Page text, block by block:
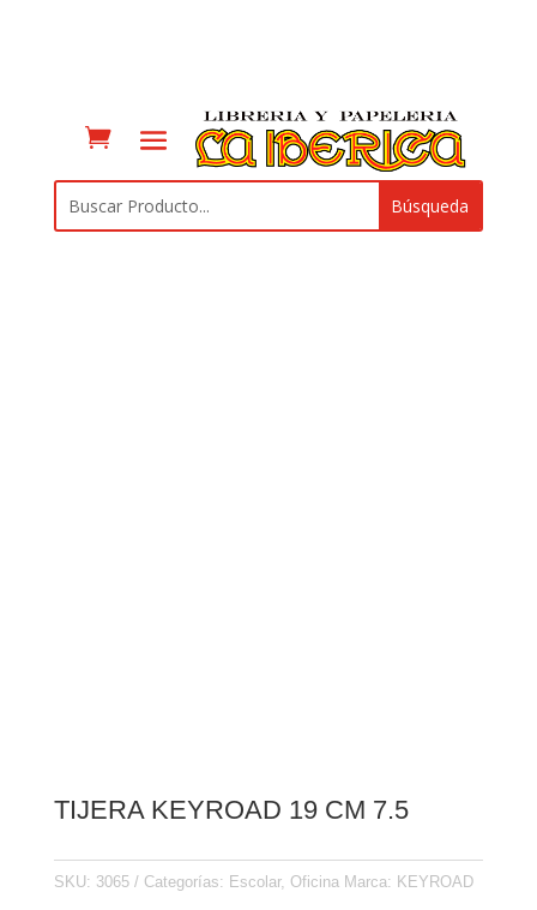
TIJERA KEYROAD 19 CM 7.5
SKU: 3065 Categorías: Escolar, Oficina Marca: KEYROAD